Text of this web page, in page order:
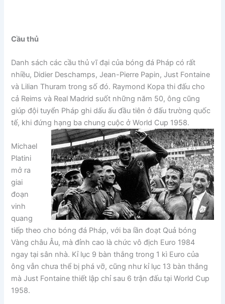
Cầu thủ
Danh sách các cầu thủ vĩ đại của bóng đá Pháp có rất
nhiều, Didier Deschamps, Jean-Pierre Papin, Just Fontaine
và Lilian Thuram trong số đó. Raymond Kopa thi đấu cho
cả Reims và Real Madrid suốt những năm 50, ông cũng
giúp đội tuyển Pháp ghi dấu ấu đầu tiên ở đấu trường quốc
tế, khi đứng hạng ba chung cuộc ở World Cup 1958.
Michael
Platini
mở ra
giai
đoạn
vinh
quang
tiếp theo cho bóng đá Pháp, với ba lần đoạt Quả bóng
Vàng châu Âu, mà đỉnh cao là chức vô địch Euro 1984
ngay tại sân nhà. Kỉ lục 9 bàn thắng trong 1 kì Euro của
ông vẫn chưa thể bị phá vỡ, cũng như kỉ lục 13 bàn thắng
mà Just Fontaine thiết lập chỉ sau 6 trận đấu tại World Cup
1958.